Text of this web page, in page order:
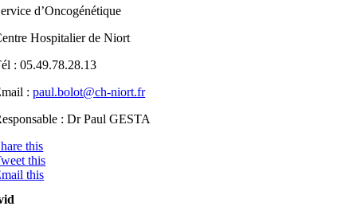
d’Oncogénétique
Hospitalier de Niort
: 05.49.78.28.13
:paul.bolot@ch-niort.fr
: Dr Paul GESTA
this
this
this